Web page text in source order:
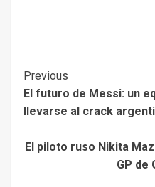
Previous
El futuro de Messi: un
llevarse al crack
El piloto ruso Nikita
GP de